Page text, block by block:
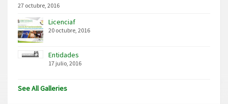
27 octubre, 2016
Licenciaf
20 octubre, 2016
Entidades
17 julio, 2016
See All Galleries